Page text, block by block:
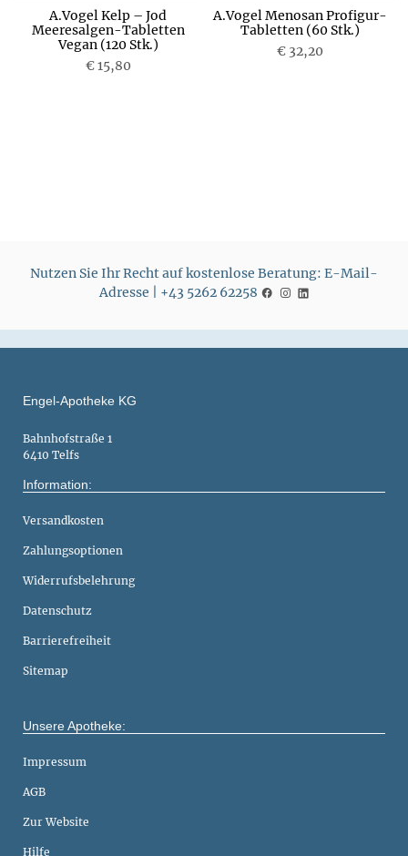
A.Vogel Kelp – Jod
Meeresalgen-Tabletten
Vegan (120 Stk.)
€ 15,80
A.Vogel Menosan Profigur-
Tabletten (60 Stk.)
€ 32,20
P
Nutzen Sie Ihr Recht auf kostenlose Beratung: E-Mail-
Adresse | +43 5262 62258
Engel-Apotheke KG
Bahnhofstraße 1
6410 Telfs
Information:
Versandkosten
Zahlungsoptionen
Widerrufsbelehrung
Datenschutz
Barrierefreiheit
Sitemap
Unsere Apotheke:
Impressum
AGB
Zur Website
Hilfe